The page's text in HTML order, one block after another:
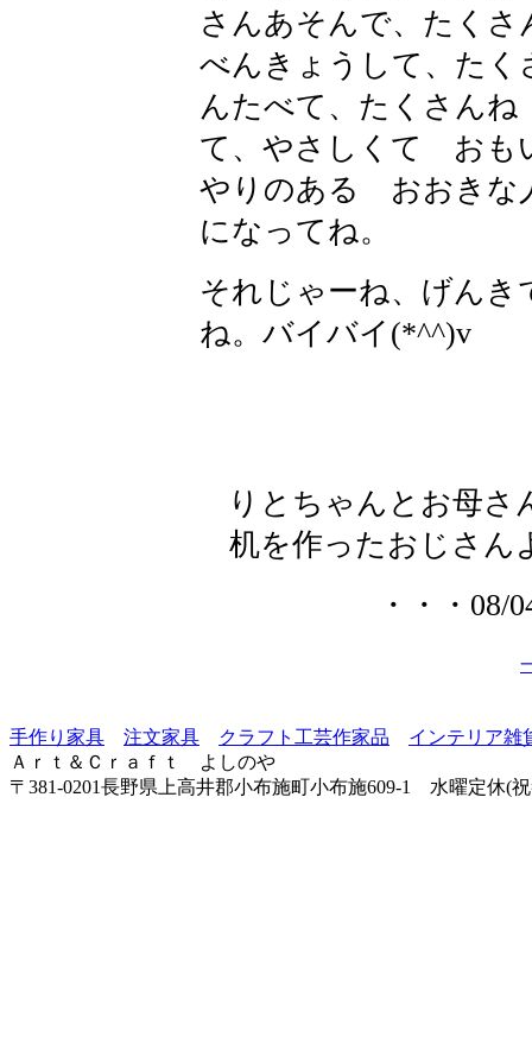
さんあそんで、たくさ
べんきょうして、たく
んたべて、たくさんね
て、やさしくて おも
やりのある おおきな
になってね。
それじゃーね、げんき
ね。バイバイ(*^^)v
りとちゃんとお母さ
机を作ったおじさん
・・・08/
手作り家具 注文家具 クラフト工芸作家品
インテリア雑
Ａｒｔ＆Ｃｒａｆｔ よしのや
〒381-0201長野県上高井郡小布施町小布施609-1 水曜定休(